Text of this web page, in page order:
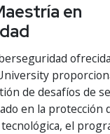
en
de desafíos de
en la protección
el